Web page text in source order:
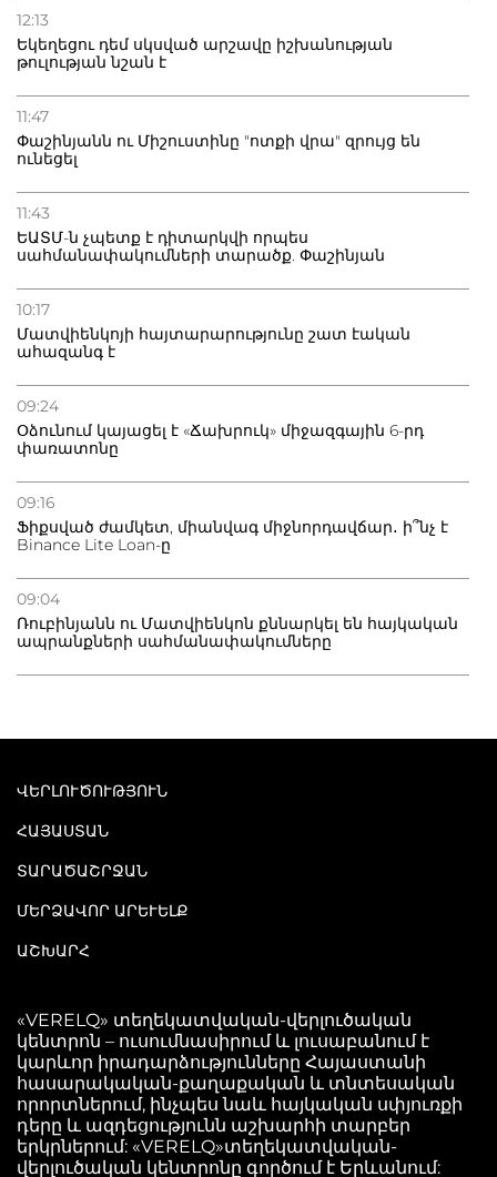
12:13
Եկեղեցու դեմ սկսված արշավը իշխանության
թուլության նշան է
11:47
Փաշինյանն ու Միշուստինը "ոտքի վրա" զրույց են
ունեցել
11:43
ԵԱՏՄ-ն չպետք է դիտարկվի որպես
սահմանափակումների տարածք. Փաշինյան
10:17
Մատվիենկոյի հայտարարությունը շատ էական
ահազանգ է
09:24
Օձունում կայացել է «Ճախրուկ» միջազգային 6-րդ
փառատոնը
09:16
Ֆիքսված ժամկետ, միանվագ միջնորդավճար․ ի՞նչ է
Binance Lite Loan-ը
09:04
Ռուբինյանն ու Մատվիենկոն քննարկել են հայկական
ապրանքների սահմանափակումները
ՎԵՐԼՈՒԾՈՒԹՅՈՒՆ
ՀԱՅԱՍՏԱՆ
ՏԱՐԱԾԱՇՐՋԱՆ
ՄԵՐՁԱՎՈՐ ԱՐԵՒԵԼՔ
ԱՇԽԱՐՀ
«VERELQ» տեղեկատվական-վերլուծական
կենտրոն – ուսումնասիրում և լուսաբանում է
կարևոր իրադարձությունները Հայաստանի
հասարակական-քաղաքական և տնտեսական
որորտներում, ինչպես նաև հայկական սփյուռքի
դերը և ազդեցությունն աշխարհի տարբեր
երկրներում: «VERELQ»տեղեկատվական-
վերլուծական կենտրոնը գործում է Երևանում: